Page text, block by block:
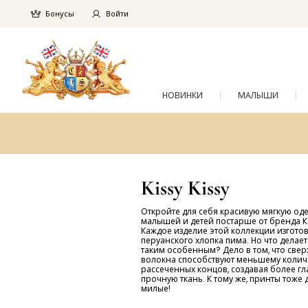
Бонусы Войти
НОВИНКИ МАЛЫШИ
Kissy Kissy
Откройте для себя красивую мягкую
малышей и детей постарше от бренда
Каждое изделие этой коллекции
перуанского хлопка пима. Но что
таким особенным? Дело в том, что
волокна способствуют меньшему
рассеченных концов, создавая более
прочную ткань. К тому же, принты тоже
милые!